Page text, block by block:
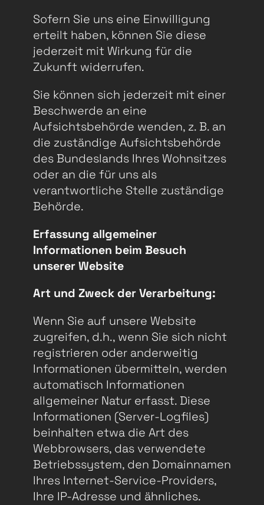
Sofern Sie uns eine Einwilligung
erteilt haben, können Sie diese
jederzeit mit Wirkung für die
Zukunft widerrufen.
Sie können sich jederzeit mit einer
Beschwerde an eine
Aufsichtsbehörde wenden, z. B. an
die zuständige Aufsichtsbehörde
des Bundeslands Ihres Wohnsitzes
oder an die für uns als
verantwortliche Stelle zuständige
Behörde.
Erfassung allgemeiner
Informationen beim Besuch
unserer Website
Art und Zweck der Verarbeitung:
Wenn Sie auf unsere Website
zugreifen, d.h., wenn Sie sich nicht
registrieren oder anderweitig
Informationen übermitteln, werden
automatisch Informationen
allgemeiner Natur erfasst. Diese
Informationen (Server-Logfiles)
beinhalten etwa die Art des
Webbrowsers, das verwendete
Betriebssystem, den Domainnamen
Ihres Internet-Service-Providers,
Ihre IP-Adresse und ähnliches.